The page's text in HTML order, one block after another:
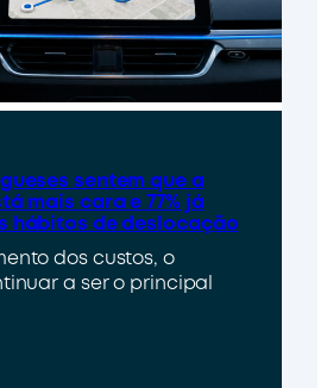
sentem que a
mais cara e 77% já
hábitos de deslocação
dos custos, o
a ser o principal